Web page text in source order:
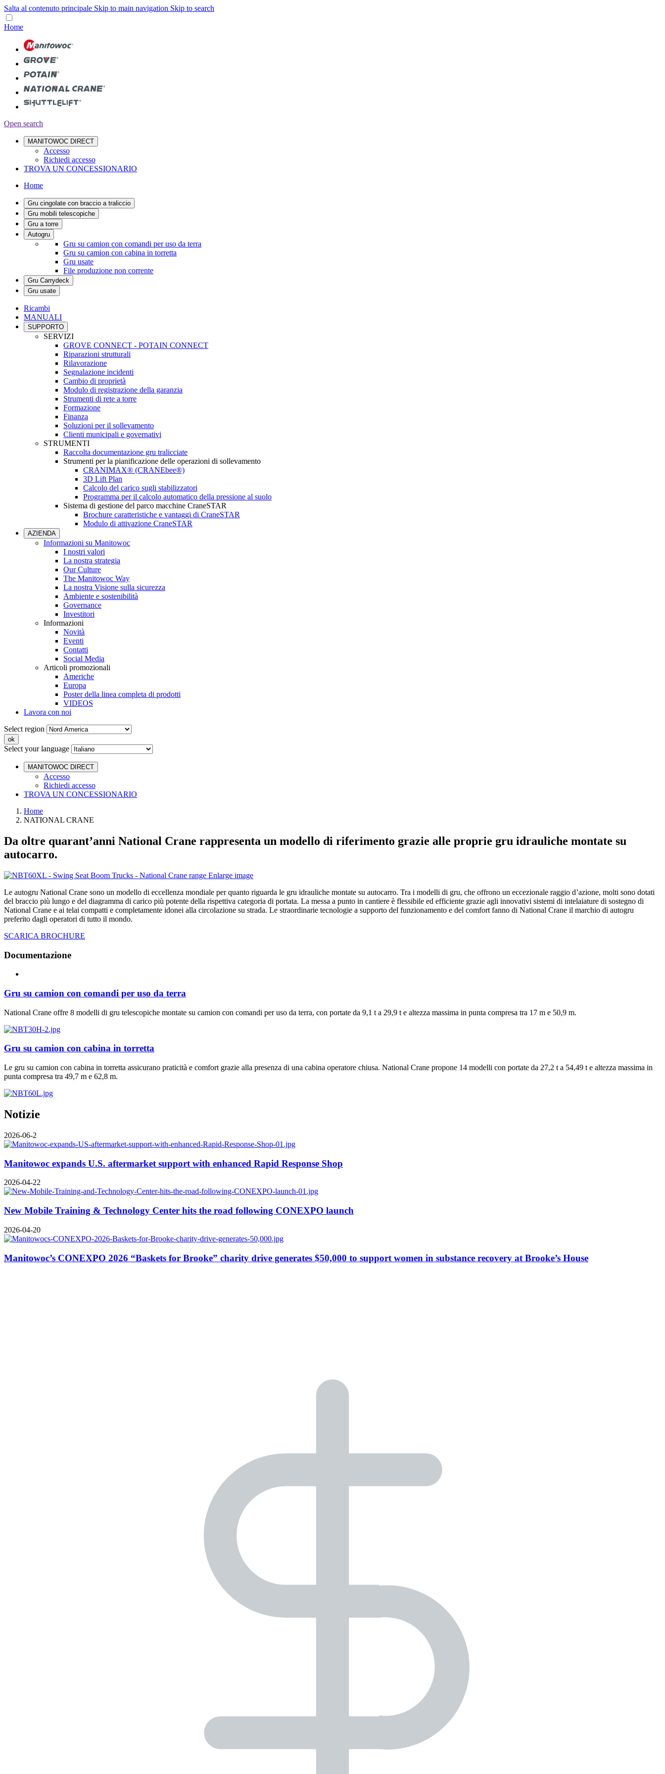
Salta al contenuto principale Skip to main navigation Skip to search
Home
Open search
MANITOWOC DIRECT
Accesso
Richiedi accesso
TROVA UN CONCESSIONARIO
Home
Gru cingolate con braccio a traliccio
Gru mobili telescopiche
Gru a torre
Autogru
Gru su camion con comandi per uso da terra
Gru su camion con cabina in torretta
Gru usate
File produzione non corrente
Gru Carrydeck
Gru usate
Ricambi
MANUALI
SUPPORTO
SERVIZI
GROVE CONNECT - POTAIN CONNECT
Riparazioni strutturali
Rilavorazione
Segnalazione incidenti
Cambio di proprietà
Modulo di registrazione della garanzia
Strumenti di rete a torre
Formazione
Finanza
Soluzioni per il sollevamento
Clienti municipali e governativi
STRUMENTI
Raccolta documentazione gru tralicciate
Strumenti per la pianificazione delle operazioni di sollevamento
CRANIMAX® (CRANEbee®)
3D Lift Plan
Calcolo del carico sugli stabilizzatori
Programma per il calcolo automatico della pressione al suolo
Sistema di gestione del parco macchine CraneSTAR
Brochure caratteristiche e vantaggi di CraneSTAR
Modulo di attivazione CraneSTAR
AZIENDA
Informazioni su Manitowoc
I nostri valori
La nostra strategia
Our Culture
The Manitowoc Way
La nostra Visione sulla sicurezza
Ambiente e sostenibilità
Governance
Investitori
Informazioni
Novità
Eventi
Contatti
Social Media
Articoli promozionali
Americhe
Europa
Poster della linea completa di prodotti
VIDEOS
Lavora con noi
Select region
Select your language
MANITOWOC DIRECT
Accesso
Richiedi accesso
TROVA UN CONCESSIONARIO
Home
NATIONAL CRANE
Da oltre quarant’anni National Crane rappresenta un modello di riferimento grazie alle proprie gru idrauliche montate su
autocarro.
Enlarge image
Le autogru National Crane sono un modello di eccellenza mondiale per quanto riguarda le gru idrauliche montate su autocarro. Tra i modelli di gru, che offrono un eccezionale raggio d’azione, molti sono dotati
del braccio più lungo e del diagramma di carico più potente della rispettiva categoria di portata. La messa a punto in cantiere è flessibile ed efficiente grazie agli innovativi sistemi di intelaiature di sostegno di
National Crane e ai telai compatti e completamente idonei alla circolazione su strada. Le straordinarie tecnologie a supporto del funzionamento e del comfort fanno di National Crane il marchio di autogru
preferito dagli operatori di tutto il mondo.
SCARICA BROCHURE
Documentazione
Gru su camion con comandi per uso da terra
National Crane offre 8 modelli di gru telescopiche montate su camion con comandi per uso da terra, con portate da 9,1 t a 29,9 t e altezza massima in punta compresa tra 17 m e 50,9 m.
Gru su camion con cabina in torretta
Le gru su camion con cabina in torretta assicurano praticità e comfort grazie alla presenza di una cabina operatore chiusa. National Crane propone 14 modelli con portate da 27,2 t a 54,49 t e altezza massima in
punta compresa tra 49,7 m e 62,8 m.
Notizie
2026-06-2
Manitowoc expands U.S. aftermarket support with enhanced Rapid Response Shop
2026-04-22
New Mobile Training & Technology Center hits the road following CONEXPO launch
2026-04-20
Manitowoc’s CONEXPO 2026 “Baskets for Brooke” charity drive generates $50,000 to support women in substance recovery at Brooke’s House